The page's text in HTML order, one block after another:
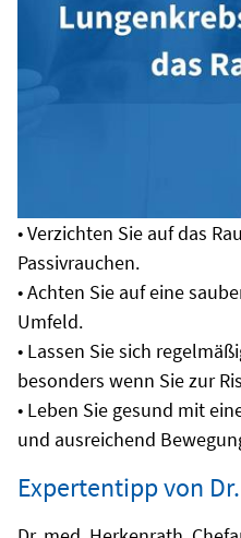
• Verzichten Sie auf das
Passivrauchen.
• Achten Sie auf eine
Umfeld.
• Lassen Sie sich
besonders wenn Sie zur
• Leben Sie gesund mit
und ausreichend
Expertentipp von